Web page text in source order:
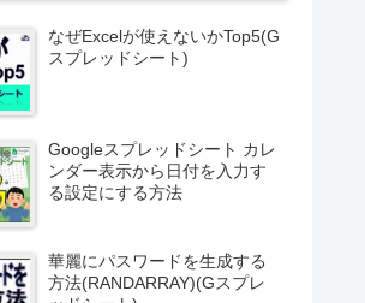
なぜExcelが使えないかTop5(G
スプレッドシート)
Googleスプレッドシート カレ
ンダー表示から日付を入力す
る設定にする方法
華麗にパスワードを生成する
方法(RANDARRAY)(Gスプレ